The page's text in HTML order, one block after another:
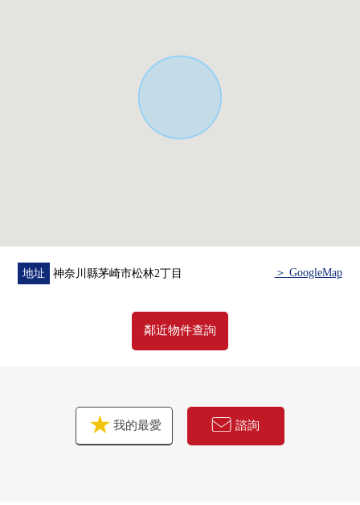
也把周圍房屋合起來，不僅周邊環境以及設施的向導而
且，能介紹。另外，因為也接受資金計劃的需討論所以請
隨便詢問購買時的各項費用，住宅貸款(月的償還例)！
地址 神奈川縣茅崎市松林2丁目 ＞ GoogleMap
鄰近物件查詢
我的最愛 諮詢